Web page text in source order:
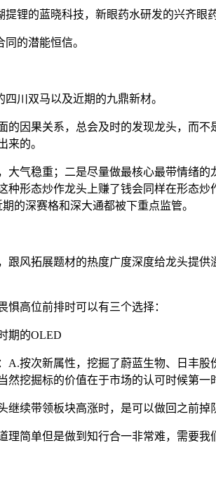
锂的蓝晓科技，新眼药水研发的兴齐眼
的潜能恒信。
川双马以及近期的九鼎新材。
因果关系，总会及时的发现龙头，而
来的。
气稳重；二是尽量做最核心最带情绪
形态炒作龙头上赚了钱会同样在形态
的深赛格和深大通都被下重点监管。
风拓展题材的热度广度深度给龙头提
高位前排时可以有三个选择：
期的OLED
按次新属性，挖掘了蔚蓝生物、日丰
挖掘标的价值在于市场的认可时候第一
续带领板块高涨时，是可以做回之前
简单但是做到知行合一非常难，需要